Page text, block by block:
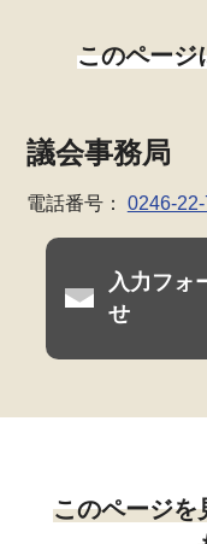
このページ
議会事務局
電話番号： 0246-
入力フォ
せ
このページを